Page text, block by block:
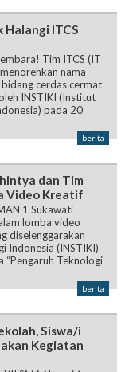
ITCS
Tim ITCS (IT
nama
cerdas cermat
INSTIKI (Institut
pada 20
berita
dan Tim
Video Kreatif
1 Sukawati
lomba video
diselenggarakan
Indonesia (INSTIKI)
“Pengaruh Teknologi
berita
Siswa/i
Kegiatan